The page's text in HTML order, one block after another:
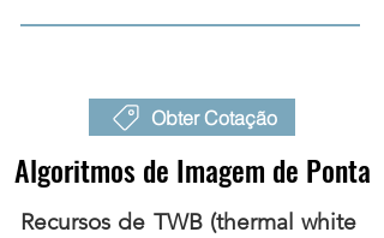
Obter Cotação
Algoritmos de Imagem de Ponta
Recursos de TWB (thermal white